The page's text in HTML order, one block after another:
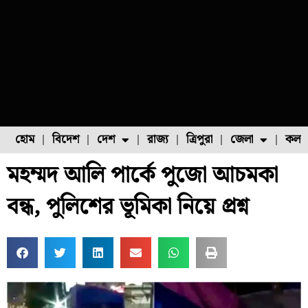
হোম বিদেশ দেশ
ফুল চাষ ফল চাষ মাছ চাষ পোল্ট্রি চাষ
রাজ্য ত্রিপুরা জেলা
উত্তর ২৪ পরগনা
মহম্মদ আলি পার্কে পুজো আচমকা
বন্ধ, পুলিশের ভূমিকা নিয়ে প্রশ্ন